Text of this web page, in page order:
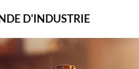
D'INDUSTRIE